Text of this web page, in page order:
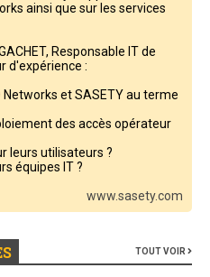
ainsi que sur les services
Responsable IT de
d'expérience :
et SASETY au terme
des accès opérateur
leurs utilisateurs ?
équipes IT ?
www.sasety.com
TOUT VOIR